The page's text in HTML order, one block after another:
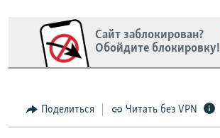
Сайт заблокирован?
Обойдите блокировку!
Поделиться Читать без VPN